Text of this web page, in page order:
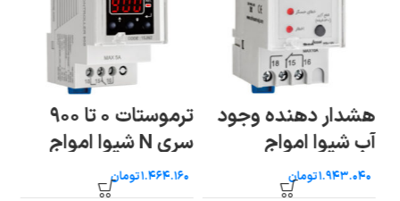
هشدار دهنده وجود
آب شیوا امواج
تومان
ترموستات ۰ تا ۹۰۰
سری N شیوا امواج
تومان